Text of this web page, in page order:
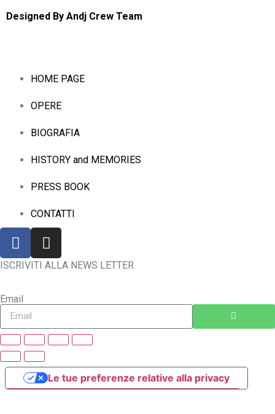
Designed By Andj Crew Team
HOME PAGE
OPERE
BIOGRAFIA
HISTORY and MEMORIES
PRESS BOOK
CONTATTI
ISCRIVITI ALLA NEWS LETTER
Email
Le tue preferenze relative alla privacy